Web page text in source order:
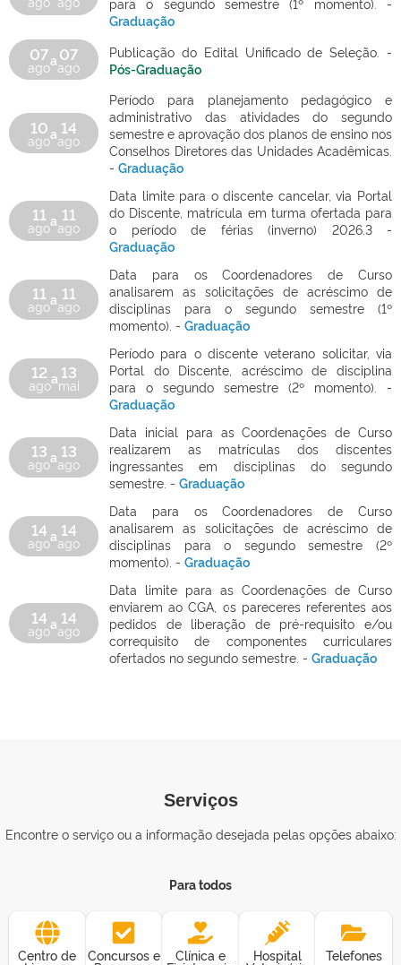
Graduação
07
agoa 07
ago
Publicação do Edital Unificado de Seleção. -
Pós-Graduação
10
agoa 14
ago
Período para planejamento pedagógico e
administrativo das atividades do segundo
semestre e aprovação dos planos de ensino nos
Conselhos Diretores das Unidades Acadêmicas.
- Graduação
11
agoa 11
ago
Data limite para o discente cancelar, via Portal
do Discente, matrícula em turma ofertada para
o período de férias (inverno) 2026.3 -
Graduação
11
agoa 11
ago
Data para os Coordenadores de Curso
analisarem as solicitações de acréscimo de
disciplinas para o segundo semestre (1º
momento). - Graduação
12
agoa 13
mai
Período para o discente veterano solicitar, via
Portal do Discente, acréscimo de disciplina
para o segundo semestre (2º momento). -
Graduação
13
agoa 13
ago
Data inicial para as Coordenações de Curso
realizarem as matrículas dos discentes
ingressantes em disciplinas do segundo
semestre. - Graduação
14
agoa 14
ago
Data para os Coordenadores de Curso
analisarem as solicitações de acréscimo de
disciplinas para o segundo semestre (2º
momento). - Graduação
14
agoa 14
ago
Data limite para as Coordenações de Curso
enviarem ao CGA, os pareceres referentes aos
pedidos de liberação de pré-requisito e/ou
correquisito de componentes curriculares
ofertados no segundo semestre. - Graduação
Serviços
Encontre o serviço ou a informação desejada pelas opções abaixo:
Para todos
Centro de Concursos e Clínica e Hospital Telefones